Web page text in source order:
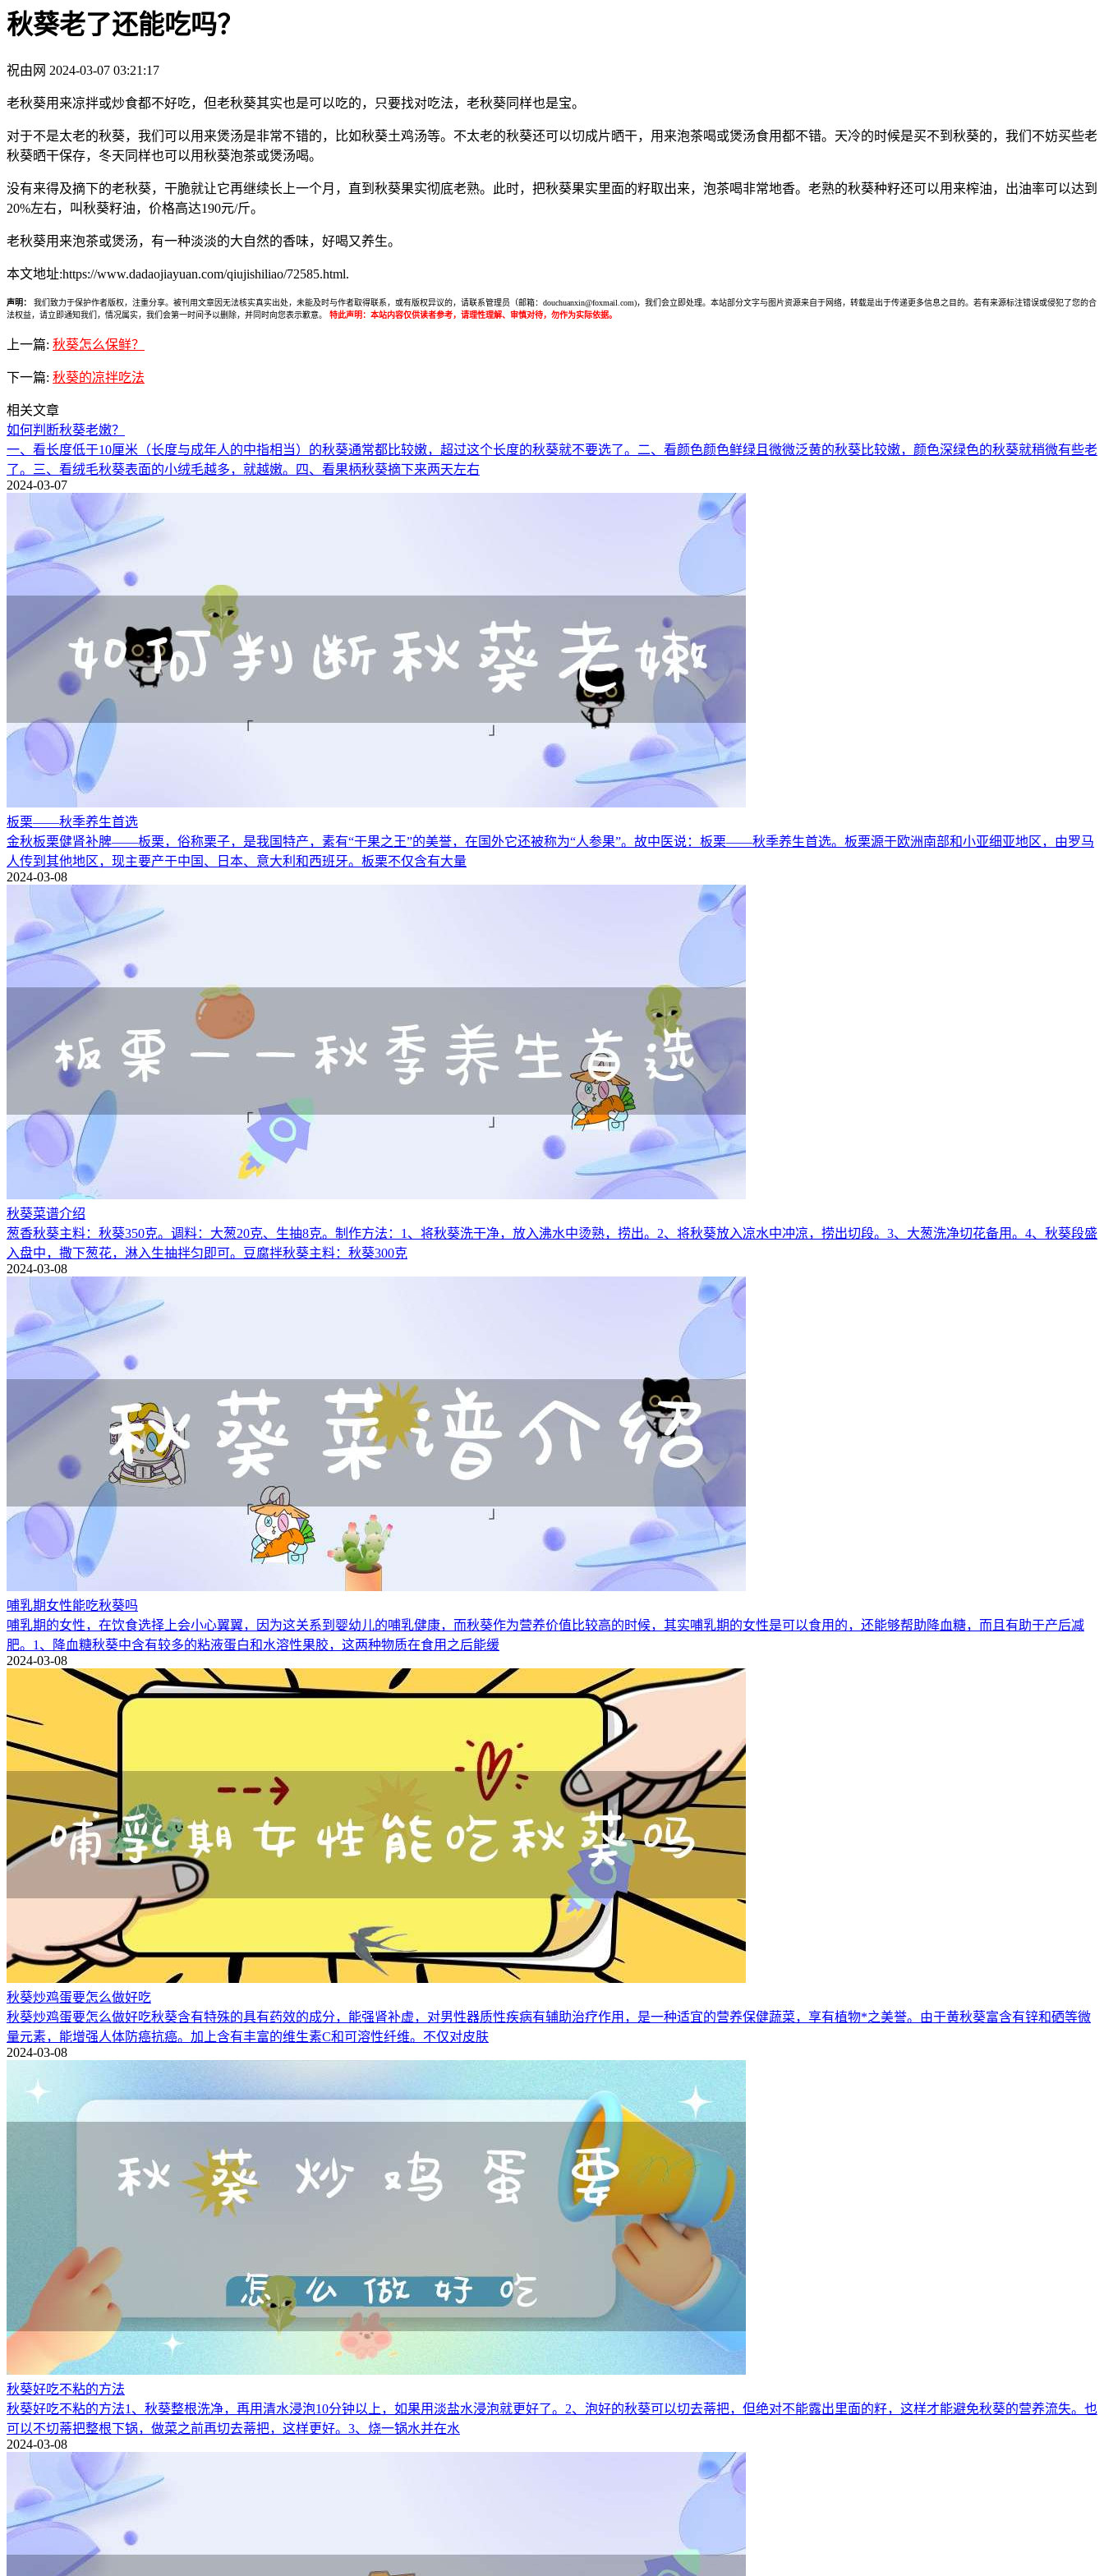
秋葵老了还能吃吗？
祝由网 2024-03-07 03:21:17
老秋葵用来凉拌或炒食都不好吃，但老秋葵其实也是可以吃的，只要找对吃法，老秋葵同样也是宝。
对于不是太老的秋葵，我们可以用来煲汤是非常不错的，比如秋葵土鸡汤等。不太老的秋葵还可以切成片晒干，用来泡茶喝或煲汤食用都不错。天冷的时候是买不到秋葵的，我们不妨买些老
秋葵晒干保存，冬天同样也可以用秋葵泡茶或煲汤喝。
没有来得及摘下的老秋葵，干脆就让它再继续长上一个月，直到秋葵果实彻底老熟。此时，把秋葵果实里面的籽取出来，泡茶喝非常地香。老熟的秋葵种籽还可以用来榨油，出油率可以达到
20%左右，叫秋葵籽油，价格高达190元/斤。
老秋葵用来泡茶或煲汤，有一种淡淡的大自然的香味，好喝又养生。
本文地址:https://www.dadaojiayuan.com/qiujishiliao/72585.html.
声明：
我们致力于保护作者版权，注重分享。被刊用文章因无法核实真实出处，未能及时与作者取得联系，或有版权异议的，请联系管理员（邮箱：douchuanxin@foxmail.com)，我们会立即处理。本站部分文字与图片资源来自于网络，转载是出于传递更多信息之目的。若有来源标注错误或侵犯了您的合
法权益，请立即通知我们，情况属实，我们会第一时间予以删除，并同时向您表示歉意。
特此声明：本站内容仅供读者参考，请理性理解、审慎对待，勿作为实际依据。
上一篇: 秋葵怎么保鲜？
下一篇: 秋葵的凉拌吃法
相关文章
如何判断秋葵老嫩？
一、看长度低于10厘米（长度与成年人的中指相当）的秋葵通常都比较嫩，超过这个长度的秋葵就不要选了。二、看颜色颜色鲜绿且微微泛黄的秋葵比较嫩，颜色深绿色的秋葵就稍微有些老
了。三、看绒毛秋葵表面的小绒毛越多，就越嫩。四、看果柄秋葵摘下来两天左右
2024-03-07
板栗——秋季养生首选
金秋板栗健肾补脾——板栗，俗称栗子，是我国特产，素有“干果之王”的美誉，在国外它还被称为“人参果”。故中医说：板栗——秋季养生首选。板栗源于欧洲南部和小亚细亚地区，由罗马
人传到其他地区，现主要产于中国、日本、意大利和西班牙。板栗不仅含有大量
2024-03-08
秋葵菜谱介绍
葱香秋葵主料：秋葵350克。调料：大葱20克、生抽8克。制作方法：1、将秋葵洗干净，放入沸水中烫熟，捞出。2、将秋葵放入凉水中冲凉，捞出切段。3、大葱洗净切花备用。4、秋葵段盛
入盘中，撒下葱花，淋入生抽拌匀即可。豆腐拌秋葵主料：秋葵300克
2024-03-08
哺乳期女性能吃秋葵吗
哺乳期的女性，在饮食选择上会小心翼翼，因为这关系到婴幼儿的哺乳健康，而秋葵作为营养价值比较高的时候，其实哺乳期的女性是可以食用的，还能够帮助降血糖，而且有助于产后减
肥。1、降血糖秋葵中含有较多的粘液蛋白和水溶性果胶，这两种物质在食用之后能缓
2024-03-08
秋葵炒鸡蛋要怎么做好吃
秋葵炒鸡蛋要怎么做好吃秋葵含有特殊的具有药效的成分，能强肾补虚，对男性器质性疾病有辅助治疗作用，是一种适宜的营养保健蔬菜，享有植物*之美誉。由于黄秋葵富含有锌和硒等微
量元素，能增强人体防癌抗癌。加上含有丰富的维生素C和可溶性纤维。不仅对皮肤
2024-03-08
秋葵好吃不粘的方法
秋葵好吃不粘的方法1、秋葵整根洗净，再用清水浸泡10分钟以上，如果用淡盐水浸泡就更好了。2、泡好的秋葵可以切去蒂把，但绝对不能露出里面的籽，这样才能避免秋葵的营养流失。也
可以不切蒂把整根下锅，做菜之前再切去蒂把，这样更好。3、烧一锅水并在水
2024-03-08